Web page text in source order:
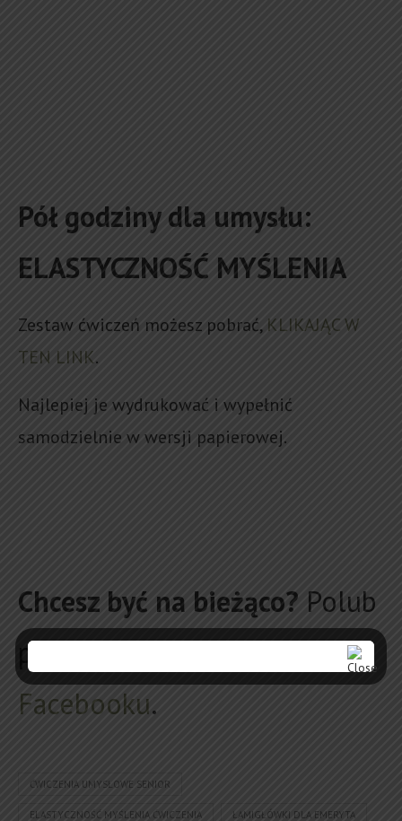
Pół godziny dla umysłu:
ELASTYCZNOŚĆ MYŚLENIA
Zestaw ćwiczeń możesz pobrać, KLIKAJĄC W
TEN LINK.
Najlepiej je wydrukować i wypełnić
samodzielnie w wersji papierowej.
Chcesz być na bieżąco? Polub
psychologdlaseniora.plna
Facebooku.
ĆWICZENIA UMYSŁOWE SENIOR
ELASTYCZNOŚĆ MYŚLENIA ĆWICZENIA ŁAMIGŁÓWKI DLA EMERYTA